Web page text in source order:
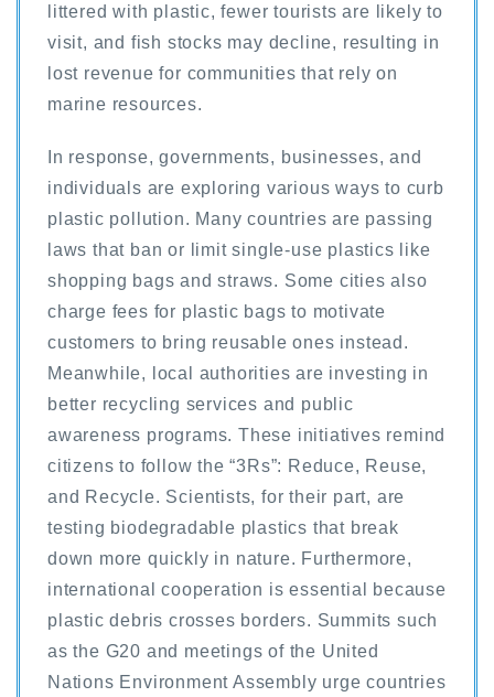
littered with plastic, fewer tourists are likely to
visit, and fish stocks may decline, resulting in
lost revenue for communities that rely on
marine resources.
In response, governments, businesses, and
individuals are exploring various ways to curb
plastic pollution. Many countries are passing
laws that ban or limit single-use plastics like
shopping bags and straws. Some cities also
charge fees for plastic bags to motivate
customers to bring reusable ones instead.
Meanwhile, local authorities are investing in
better recycling services and public
awareness programs. These initiatives remind
citizens to follow the “3Rs”: Reduce, Reuse,
and Recycle. Scientists, for their part, are
testing biodegradable plastics that break
down more quickly in nature. Furthermore,
international cooperation is essential because
plastic debris crosses borders. Summits such
as the G20 and meetings of the United
Nations Environment Assembly urge countries